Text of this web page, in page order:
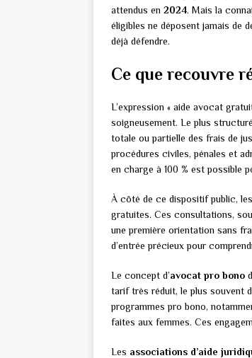
attendus en 2024. Mais la
éligibles ne déposent jamais de
déjà défendre.
Ce que recouvre
L’expression « aide avocat
soigneusement. Le plus
totale ou partielle des frais de
procédures civiles, pénales et
en charge à 100 % est possible
À côté de ce dispositif public,
gratuites. Ces consultations,
une première orientation sans
d’entrée précieux pour
Le concept d’avocat pro bono
tarif très réduit, le plus souvent
programmes pro bono,
faites aux femmes. Ces
Les associations d’aide